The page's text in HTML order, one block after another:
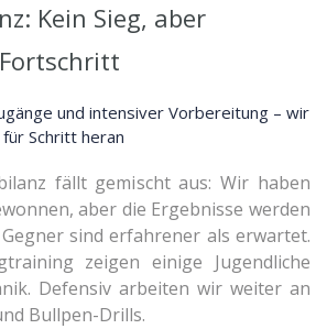
Kein Sieg, aber
und intensiver Vorbereitung – wir
Schritt heran
fällt gemischt aus: Wir haben
aber die Ergebnisse werden
sind erfahrener als erwartet.
zeigen einige Jugendliche
Defensiv arbeiten wir weiter an
Bullpen-Drills.